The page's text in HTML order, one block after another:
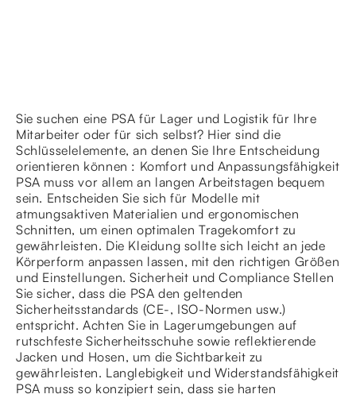
Sie suchen eine PSA für Lager und Logistik für Ihre
Mitarbeiter oder für sich selbst? Hier sind die
Schlüsselelemente, an denen Sie Ihre Entscheidung
orientieren können : Komfort und Anpassungsfähigkeit
PSA muss vor allem an langen Arbeitstagen bequem
sein. Entscheiden Sie sich für Modelle mit
atmungsaktiven Materialien und ergonomischen
Schnitten, um einen optimalen Tragekomfort zu
gewährleisten. Die Kleidung sollte sich leicht an jede
Körperform anpassen lassen, mit den richtigen Größen
und Einstellungen. Sicherheit und Compliance Stellen
Sie sicher, dass die PSA den geltenden
Sicherheitsstandards (CE-, ISO-Normen usw.)
entspricht. Achten Sie in Lagerumgebungen auf
rutschfeste Sicherheitsschuhe sowie reflektierende
Jacken und Hosen, um die Sichtbarkeit zu
gewährleisten. Langlebigkeit und Widerstandsfähigkeit
PSA muss so konzipiert sein, dass sie harten